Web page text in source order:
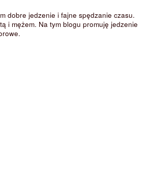
dobre jedzenie i fajne spędzanie czasu.
i mężem. Na tym blogu promuję jedzenie